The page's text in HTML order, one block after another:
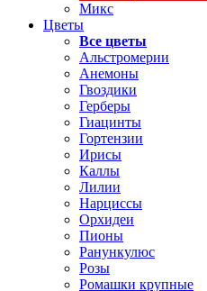
Микс
Цветы
Все цветы
Альстромерии
Анемоны
Гвоздики
Герберы
Гиацинты
Гортензии
Ирисы
Каллы
Лилии
Нарциссы
Орхидеи
Пионы
Ранункулюс
Розы
Ромашки крупные